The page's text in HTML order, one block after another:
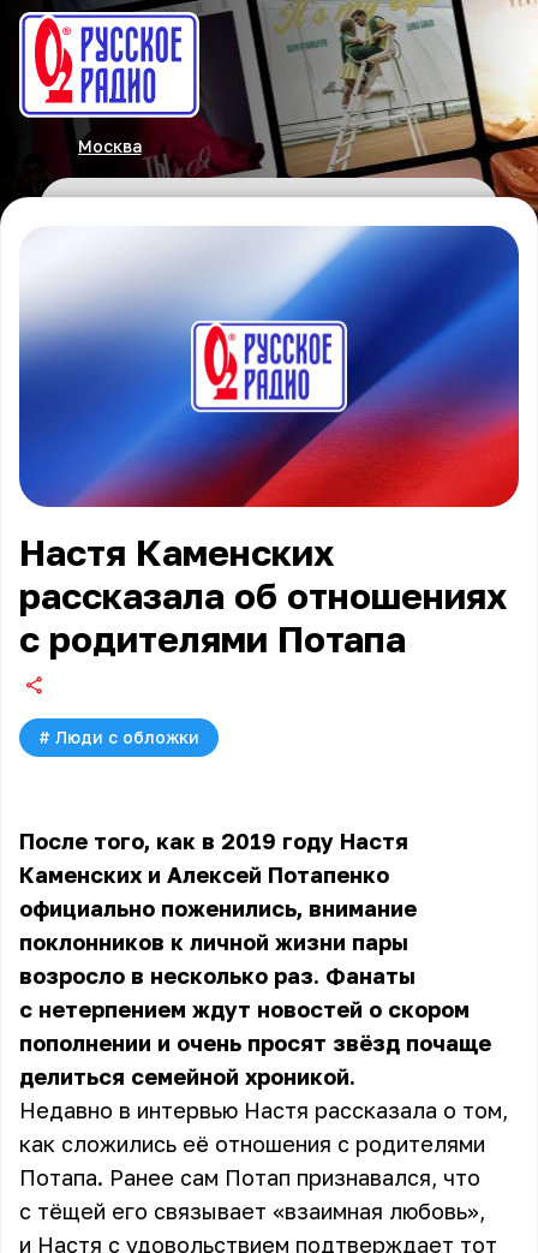
Москва
Настя Каменских
рассказала об отношениях
с родителями Потапа
# Люди с обложки
После того, как в 2019 году Настя
Каменских и Алексей Потапенко
официально поженились, внимание
поклонников к личной жизни пары
возросло в несколько раз. Фанаты
с нетерпением ждут новостей о скором
пополнении и очень просят звёзд почаще
делиться семейной хроникой.
Недавно в интервью Настя рассказала о том,
как сложились её отношения с родителями
Потапа. Ранее сам Потап признавался, что
с тёщей его связывает «взаимная любовь»,
и Настя с удовольствием подтверждает тот